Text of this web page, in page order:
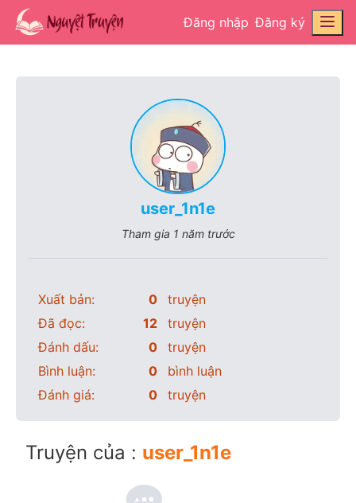
Đăng nhập Đăng ký
user_1n1e
Tham gia 1 năm trước
Xuất bản: 0
truyện
Đã đọc:
12
truyện
Đánh dấu:
0
truyện
Bình luận:
0
bình luận
Đánh giá:
0 truyện
Truyện của : user_1n1e